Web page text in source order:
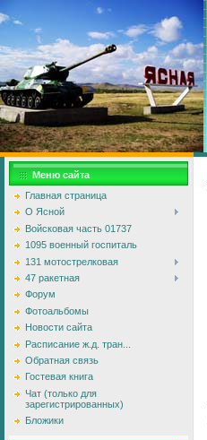
Меню сайта
Главная страница
О Ясной
Войсковая часть 01737
1095 военный госпиталь
131 мотострелковая
47 ракетная
Форум
Фотоальбомы
Новости сайта
Расписание ж.д. тран...
Обратная связь
Гостевая книга
Чат (только для
зарегистрированных)
Бложики